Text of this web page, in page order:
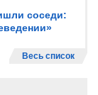
соседи:
Весь список